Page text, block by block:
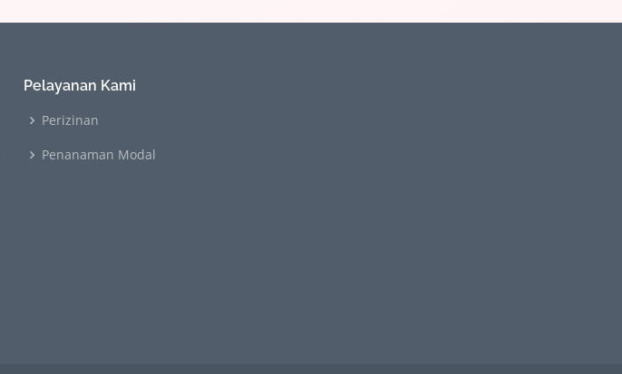
Pelayanan Kami
Perizinan
Penanaman Modal